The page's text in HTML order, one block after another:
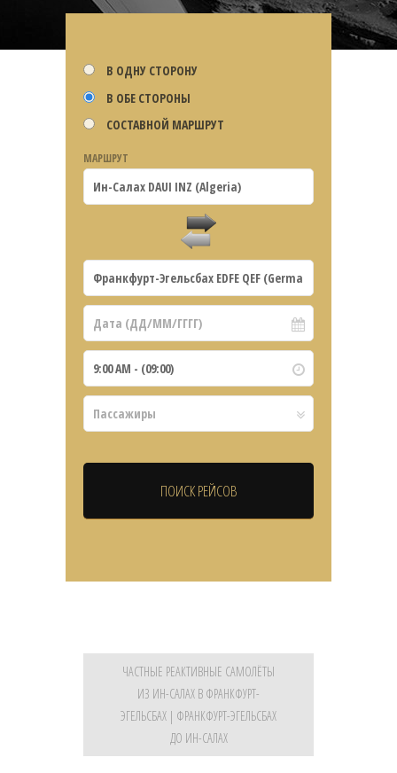
В ОДНУ СТОРОНУ
В ОБЕ СТОРОНЫ
СОСТАВНОЙ МАРШРУТ
МАРШРУТ
ЧАСТНЫЕ РЕАКТИВНЫЕ САМОЛЁТЫ
ИЗ ИН-САЛАХ В ФРАНКФУРТ-
ЭГЕЛЬСБАХ | ФРАНКФУРТ-ЭГЕЛЬСБАХ
ДО ИН-САЛАХ